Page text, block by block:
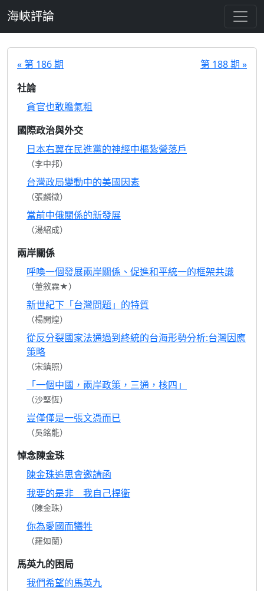
海峽評論
« 第 186 期
第 188 期 »
社論
貪官也敢膽氣粗
國際政治與外交
日本右翼在民進黨的神經中樞紮營落戶
（李中邦）
台灣政局變動中的美國因素
（張麟徵）
當前中俄關係的新發展
（湯紹成）
兩岸關係
呼喚一個發展兩岸關係、促進和平統一的框架共識
（董敘霖★）
新世紀下「台灣問題」的特質
（楊開煌）
從反分裂國家法通過到終統的台海形勢分析:台灣因應
策略
（宋鎮照）
「一個中國，兩岸政策，三通，核四」
（沙堅恆）
豈僅僅是一張文憑而已
（吳銘能）
悼念陳金珠
陳金珠追思會邀請函
我要的是非 我自己捍衛
（陳金珠）
你為愛國而犧牲
（羅如蘭）
馬英九的困局
我們希望的馬英九